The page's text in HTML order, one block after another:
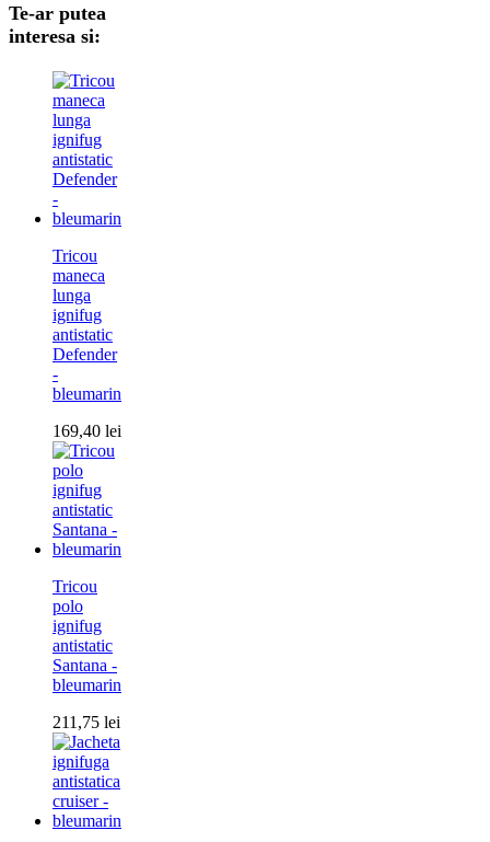
Te-ar putea
interesa si:
Tricou
maneca
lunga
ignifug
antistatic
Defender
-
bleumarin
169,40 lei
Tricou
polo
ignifug
antistatic
Santana -
bleumarin
211,75 lei